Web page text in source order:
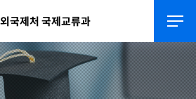
국제처 국제교류과